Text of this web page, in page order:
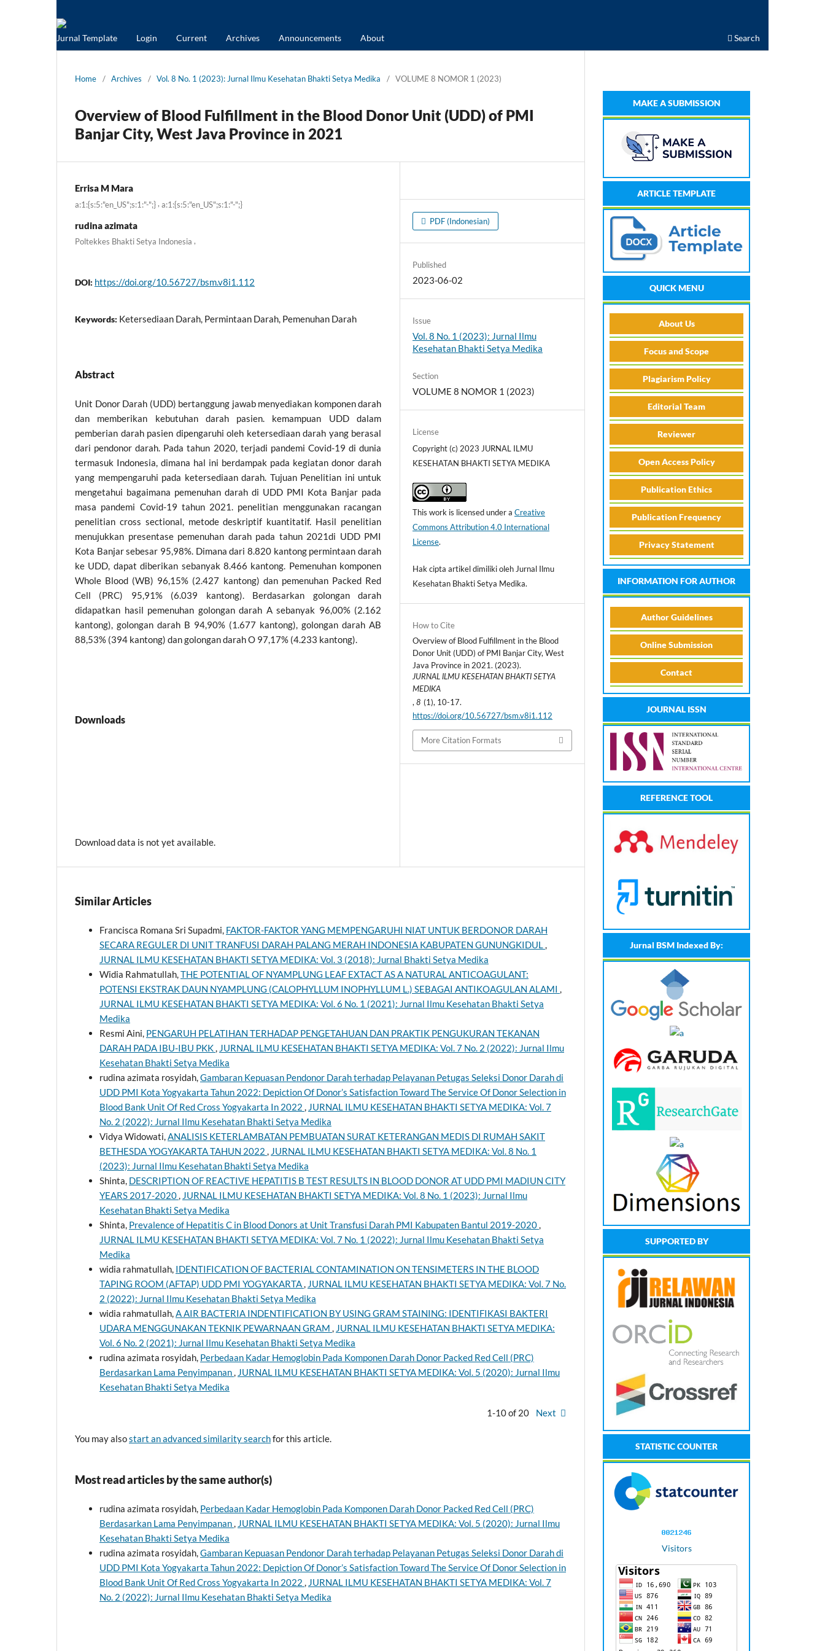
Jurnal Template Login Current Archives Announcements About Search
Home / Archives / Vol. 8 No. 1 (2023): Jurnal Ilmu Kesehatan Bhakti Setya Medika / VOLUME 8 NOMOR 1 (2023)
Overview of Blood Fulfillment in the Blood Donor Unit (UDD) of PMI
Banjar City, West Java Province in 2021
Errisa M Mara
a:1:{s:5:"en_US";s:1:"-";}, a:1:{s:5:"en_US";s:1:"-";}
rudina azimata
Poltekkes Bhakti Setya Indonesia ,
DOI: https://doi.org/10.56727/bsm.v8i1.112
Keywords: Ketersediaan Darah, Permintaan Darah, Pemenuhan Darah
Abstract
Unit Donor Darah (UDD) bertanggung jawab menyediakan komponen darah
dan memberikan kebutuhan darah pasien. kemampuan UDD dalam
pemberian darah pasien dipengaruhi oleh ketersediaan darah yang berasal
dari pendonor darah. Pada tahun 2020, terjadi pandemi Covid-19 di dunia
termasuk Indonesia, dimana hal ini berdampak pada kegiatan donor darah
yang mempengaruhi pada ketersediaan darah. Tujuan Penelitian ini untuk
mengetahui bagaimana pemenuhan darah di UDD PMI Kota Banjar pada
masa pandemi Covid-19 tahun 2021. penelitian menggunakan racangan
penelitian cross sectional, metode deskriptif kuantitatif. Hasil penelitian
menujukkan presentase pemenuhan darah pada tahun 2021di UDD PMI
Kota Banjar sebesar 95,98%. Dimana dari 8.820 kantong permintaan darah
ke UDD, dapat diberikan sebanyak 8.466 kantong. Pemenuhan komponen
Whole Blood (WB) 96,15% (2.427 kantong) dan pemenuhan Packed Red
Cell (PRC) 95,91% (6.039 kantong). Berdasarkan golongan darah
didapatkan hasil pemenuhan golongan darah A sebanyak 96,00% (2.162
kantong), golongan darah B 94,90% (1.677 kantong), golongan darah AB
88,53% (394 kantong) dan golongan darah O 97,17% (4.233 kantong).
Downloads
Download data is not yet available.
PDF (Indonesian)
Published
2023-06-02
Issue
Vol. 8 No. 1 (2023): Jurnal Ilmu
Kesehatan Bhakti Setya Medika
Section
VOLUME 8 NOMOR 1 (2023)
License
Copyright (c) 2023 JURNAL ILMU
KESEHATAN BHAKTI SETYA MEDIKA
This work is licensed under aCreative
Commons Attribution 4.0 International
License.
Hak cipta artikel dimiliki oleh Jurnal Ilmu
Kesehatan Bhakti Setya Medika.
How to Cite
Overview of Blood Fulfillment in the Blood
Donor Unit (UDD) of PMI Banjar City, West
Java Province in 2021. (2023).
JURNAL ILMU KESEHATAN BHAKTI SETYA
MEDIKA
,8 (1), 10-17.
https://doi.org/10.56727/bsm.v8i1.112
More Citation Formats
Similar Articles
Francisca Romana Sri Supadmi, FAKTOR-FAKTOR YANG MEMPENGARUHI NIAT UNTUK BERDONOR DARAH
SECARA REGULER DI UNIT TRANFUSI DARAH PALANG MERAH INDONESIA KABUPATEN GUNUNGKIDUL,
JURNAL ILMU KESEHATAN BHAKTI SETYA MEDIKA: Vol. 3 (2018): Jurnal Bhakti Setya Medika
Widia Rahmatullah,THE POTENTIAL OF NYAMPLUNG LEAF EXTACT AS A NATURAL ANTICOAGULANT:
POTENSI EKSTRAK DAUN NYAMPLUNG (CALOPHYLLUM INOPHYLLUM L.) SEBAGAI ANTIKOAGULAN ALAMI ,
JURNAL ILMU KESEHATAN BHAKTI SETYA MEDIKA: Vol. 6 No. 1 (2021): Jurnal Ilmu Kesehatan Bhakti Setya
Medika
Resmi Aini, PENGARUH PELATIHAN TERHADAP PENGETAHUAN DAN PRAKTIK PENGUKURAN TEKANAN
DARAH PADA IBU-IBU PKK, JURNAL ILMU KESEHATAN BHAKTI SETYA MEDIKA: Vol. 7 No. 2 (2022): Jurnal Ilmu
Kesehatan Bhakti Setya Medika
rudina azimata rosyidah,Gambaran Kepuasan Pendonor Darah terhadap Pelayanan Petugas Seleksi Donor Darah di
UDD PMI Kota Yogyakarta Tahun 2022: Depiction Of Donor’s Satisfaction Toward The Service Of Donor Selection in
Blood Bank Unit Of Red Cross Yogyakarta In 2022 , JURNAL ILMU KESEHATAN BHAKTI SETYA MEDIKA: Vol. 7
No. 2 (2022): Jurnal Ilmu Kesehatan Bhakti Setya Medika
Vidya Widowati,ANALISIS KETERLAMBATAN PEMBUATAN SURAT KETERANGAN MEDIS DI RUMAH SAKIT
BETHESDA YOGYAKARTA TAHUN 2022 , JURNAL ILMU KESEHATAN BHAKTI SETYA MEDIKA: Vol. 8 No. 1
(2023): Jurnal Ilmu Kesehatan Bhakti Setya Medika
Shinta, DESCRIPTION OF REACTIVE HEPATITIS B TEST RESULTS IN BLOOD DONOR AT UDD PMI MADIUN CITY
YEARS 2017-2020, JURNAL ILMU KESEHATAN BHAKTI SETYA MEDIKA: Vol. 8 No. 1 (2023): Jurnal Ilmu
Kesehatan Bhakti Setya Medika
Shinta, Prevalence of Hepatitis C in Blood Donors at Unit Transfusi Darah PMI Kabupaten Bantul 2019-2020,
JURNAL ILMU KESEHATAN BHAKTI SETYA MEDIKA: Vol. 7 No. 1 (2022): Jurnal Ilmu Kesehatan Bhakti Setya
Medika
widia rahmatullah, IDENTIFICATION OF BACTERIAL CONTAMINATION ON TENSIMETERS IN THE BLOOD
TAPING ROOM (AFTAP) UDD PMI YOGYAKARTA, JURNAL ILMU KESEHATAN BHAKTI SETYA MEDIKA: Vol. 7 No.
2 (2022): Jurnal Ilmu Kesehatan Bhakti Setya Medika
widia rahmatullah,A AIR BACTERIA INDENTIFICATION BY USING GRAM STAINING: IDENTIFIKASI BAKTERI
UDARA MENGGUNAKAN TEKNIK PEWARNAAN GRAM , JURNAL ILMU KESEHATAN BHAKTI SETYA MEDIKA:
Vol. 6 No. 2 (2021): Jurnal Ilmu Kesehatan Bhakti Setya Medika
rudina azimata rosyidah, Perbedaan Kadar Hemoglobin Pada Komponen Darah Donor Packed Red Cell (PRC)
Berdasarkan Lama Penyimpanan, JURNAL ILMU KESEHATAN BHAKTI SETYA MEDIKA: Vol. 5 (2020): Jurnal Ilmu
Kesehatan Bhakti Setya Medika
1-10 of 20 Next
You may alsostart an advanced similarity searchfor this article.
Most read articles by the same author(s)
rudina azimata rosyidah, Perbedaan Kadar Hemoglobin Pada Komponen Darah Donor Packed Red Cell (PRC)
Berdasarkan Lama Penyimpanan, JURNAL ILMU KESEHATAN BHAKTI SETYA MEDIKA: Vol. 5 (2020): Jurnal Ilmu
Kesehatan Bhakti Setya Medika
rudina azimata rosyidah,Gambaran Kepuasan Pendonor Darah terhadap Pelayanan Petugas Seleksi Donor Darah di
UDD PMI Kota Yogyakarta Tahun 2022: Depiction Of Donor’s Satisfaction Toward The Service Of Donor Selection in
Blood Bank Unit Of Red Cross Yogyakarta In 2022 , JURNAL ILMU KESEHATAN BHAKTI SETYA MEDIKA: Vol. 7
No. 2 (2022): Jurnal Ilmu Kesehatan Bhakti Setya Medika
MAKE A SUBMISSION
ARTICLE TEMPLATE
QUICK MENU
About Us
Focus and Scope
Plagiarism Policy
Editorial Team
Reviewer
Open Access Policy
Publication Ethics
Publication Frequency
Privacy Statement
INFORMATION FOR AUTHOR
Author Guidelines
Online Submission
Contact
JOURNAL ISSN
REFERENCE TOOL
Jurnal BSM Indexed By:
SUPPORTED BY
STATISTIC COUNTER
Visitors